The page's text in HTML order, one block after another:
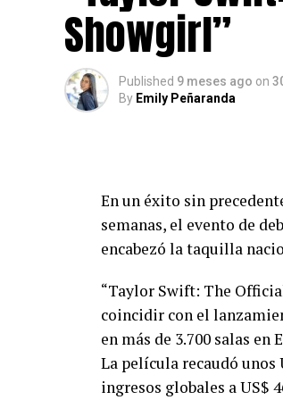
Dale alplay para escuchar
música!
Showgirl”
Published 9 meses ago on
By Emily Peñaranda
En un éxito sin
semanas, el evento de
encabezó la taquilla
“Taylor Swift: The
coincidir con el
en más de 3.700 salas
La película recaudó
ingresos globales a US$